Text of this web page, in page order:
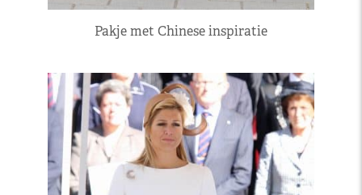
Pakje met Chinese inspiratie